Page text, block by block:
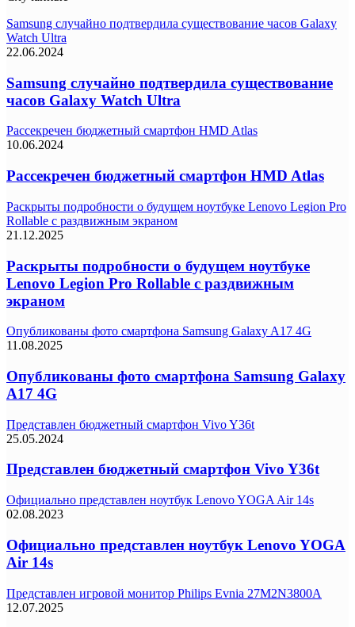
Samsung случайно подтвердила существование часов Galaxy
Watch Ultra
22.06.2024
Samsung случайно подтвердила существование
часов Galaxy Watch Ultra
Рассекречен бюджетный смартфон HMD Atlas
10.06.2024
Рассекречен бюджетный смартфон HMD Atlas
Раскрыты подробности о будущем ноутбуке Lenovo Legion Pro
Rollable с раздвижным экраном
21.12.2025
Раскрыты подробности о будущем ноутбуке
Lenovo Legion Pro Rollable с раздвижным
экраном
Опубликованы фото смартфона Samsung Galaxy A17 4G
11.08.2025
Опубликованы фото смартфона Samsung Galaxy
A17 4G
Представлен бюджетный смартфон Vivo Y36t
25.05.2024
Представлен бюджетный смартфон Vivo Y36t
Официально представлен ноутбук Lenovo YOGA Air 14s
02.08.2023
Официально представлен ноутбук Lenovo YOGA
Air 14s
Представлен игровой монитор Philips Evnia 27M2N3800A
12.07.2025